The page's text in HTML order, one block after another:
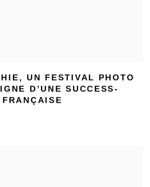
UN FESTIVAL PHOTO
D’UNE SUCCESS-